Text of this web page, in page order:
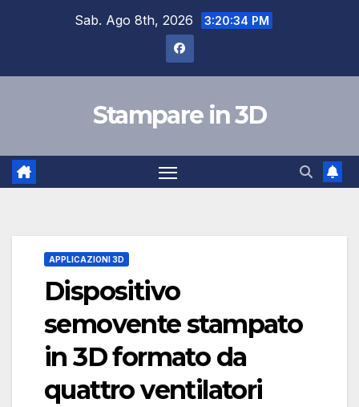
Sab. Ago 8th, 2026 3:20:35 PM
Stampare in 3D
APPLICAZIONI 3D
Dispositivo
semovente stampato
in 3D formato da
quattro ventilatori